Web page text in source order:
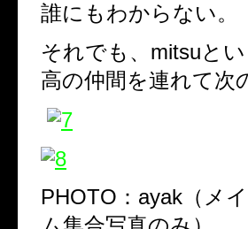
誰にもわからない。
それでも、mitsuと
高の仲間を連れて
PHOTO：ayak（メ